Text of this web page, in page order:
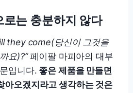
로는 충분하지 않다
they come(당신이 그것을
요)?”페이팔 마피아의 대부
입니다. 좋은 제품을 만들면
아오겠지라고 생각하는 것은